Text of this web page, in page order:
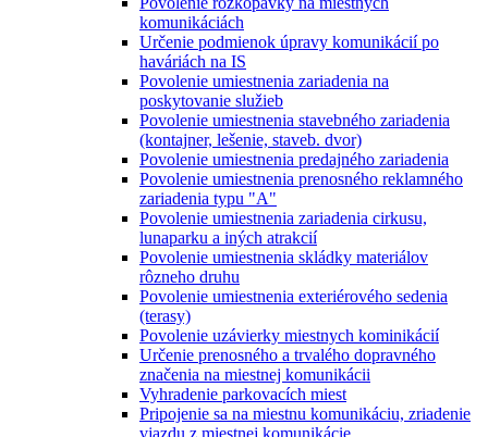
komunikáciách
Určenie podmienok úpravy komunikácií po
haváriách na IS
Povolenie umiestnenia zariadenia na
poskytovanie služieb
Povolenie umiestnenia stavebného zariadenia
(kontajner, lešenie, staveb. dvor)
Povolenie umiestnenia predajného zariadenia
Povolenie umiestnenia prenosného reklamného
zariadenia typu "A"
Povolenie umiestnenia zariadenia cirkusu,
lunaparku a iných atrakcií
Povolenie umiestnenia skládky materiálov
rôzneho druhu
Povolenie umiestnenia exteriérového sedenia
(terasy)
Povolenie uzávierky miestnych kominikácií
Určenie prenosného a trvalého dopravného
značenia na miestnej komunikácii
Vyhradenie parkovacích miest
Pripojenie sa na miestnu komunikáciu, zriadenie
vjazdu z miestnej komunikácie